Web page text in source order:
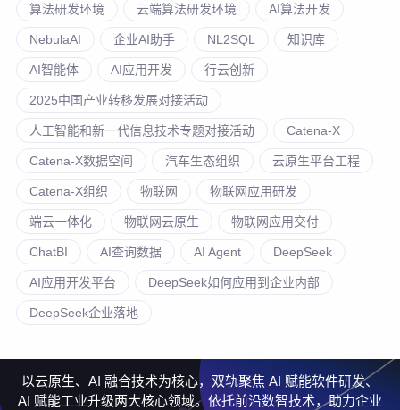
算法研发环境 云端算法研发环境 AI算法开发
NebulaAI 企业AI助手 NL2SQL 知识库
AI智能体 AI应用开发 行云创新
2025中国产业转移发展对接活动
人工智能和新一代信息技术专题对接活动 Catena-X
Catena-X数据空间 汽车生态组织 云原生平台工程
Catena-X组织 物联网 物联网应用研发
端云一体化 物联网云原生 物联网应用交付
ChatBI AI查询数据 AI Agent DeepSeek
AI应用开发平台 DeepSeek如何应用到企业内部
DeepSeek企业落地
以云原生、AI 融合技术为核心，双轨聚焦 AI 赋能软件研发、
AI 赋能工业升级两大核心领域。依托前沿数智技术，助力企业